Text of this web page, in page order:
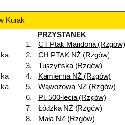
Kurak
PRZYSTANEK
1.
CT Ptak Mandoria (Rzgów)
2. CH PTAK NŻ (Rzgów)
3.
Tuszyńska (Rzgów)
4. Kamienna NŻ (Rzgów)
5. Wąwozowa NŻ (Rzgów)
6.
Pl. 500-lecia (Rzgów)
7. Łódzka NŻ (Rzgów)
8. Mała NŻ (Rzgów)